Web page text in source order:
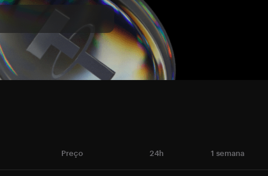
Preço 24h 1 semana